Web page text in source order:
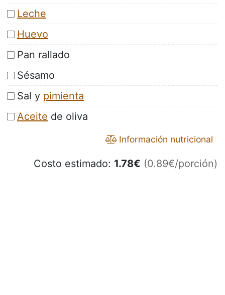
Leche
Huevo
Pan rallado
Sésamo
Sal y pimienta
Aceite de oliva
Información nutricional
Costo estimado: 1.78€ (0.89€/porción)